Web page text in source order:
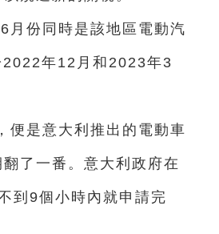
月份同時是該地區電動汽
年12月和2023年3
便是意大利推出的電動車
了一番。意大利政府在
到9個小時內就申請完